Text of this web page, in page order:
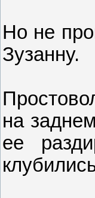
Но не
Зузанну.
на
ее